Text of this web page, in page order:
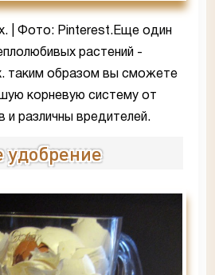
| Фото: Pinterest.Еще один
растений -
таким образом вы сможете
корневую систему от
и различны вредителей.
удобрение